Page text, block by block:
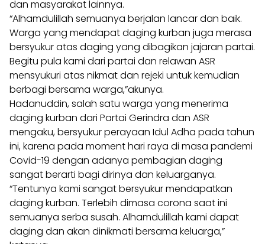
dan masyarakat lainnya.
“Alhamdulillah semuanya berjalan lancar dan baik.
Warga yang mendapat daging kurban juga merasa
bersyukur atas daging yang dibagikan jajaran partai.
Begitu pula kami dari partai dan relawan ASR
mensyukuri atas nikmat dan rejeki untuk kemudian
berbagi bersama warga,”akunya.
Hadanuddin, salah satu warga yang menerima
daging kurban dari Partai Gerindra dan ASR
mengaku, bersyukur perayaan Idul Adha pada tahun
ini, karena pada moment hari raya di masa pandemi
Covid-19 dengan adanya pembagian daging
sangat berarti bagi dirinya dan keluarganya.
“Tentunya kami sangat bersyukur mendapatkan
daging kurban. Terlebih dimasa corona saat ini
semuanya serba susah. Alhamdulillah kami dapat
daging dan akan dinikmati bersama keluarga,”